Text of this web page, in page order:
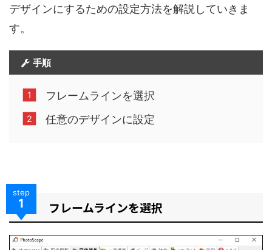
デザインにするための設定方法を解説していきま
す。
手順
フレームラインを選択
任意のデザインに設定
step
1 フレームラインを選択